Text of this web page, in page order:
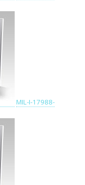
MIL-I-17988-